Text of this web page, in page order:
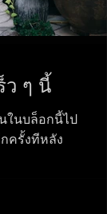
ว ๆ นี้
ในบล็อกนี้ไป
ครั้งทีหลัง